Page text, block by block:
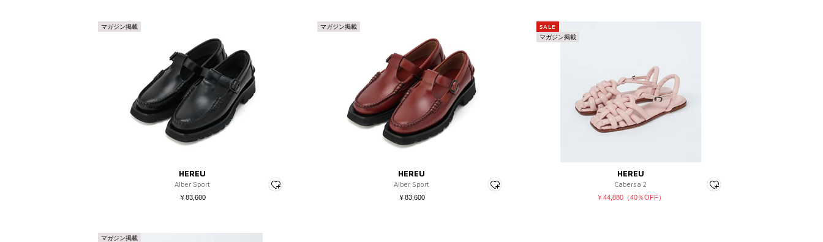
KEYWORD
を含む
を除く
販売タイプ
SALE
SIZE(CLOTHING)
～22.5
23
23.5
24
24.5
25.5
26
27
27.5
28～
～ ¥3,000
¥12,501 ～ ¥15,000
¥30,001 ～ ¥50,000
¥50,001 ～
～
HEREU
Alber Sport
￥83,600
マガジン掲載
HEREU
Alber Sport
￥83,600
マガジン掲載
HEREU
Cabersa 2
￥44,880（40％OFF）
SALE
マガジン掲載
マガジン掲載